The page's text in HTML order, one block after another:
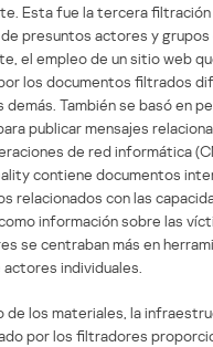
Esta fue la tercera
presuntos actores y grupos
el empleo de un sitio web
los documentos filtrados
También se basó en
publicar mensajes
de red informática
contiene documentos
relacionados con las
información sobre las
se centraban más en
individuales.
de los materiales, la
por los filtradores